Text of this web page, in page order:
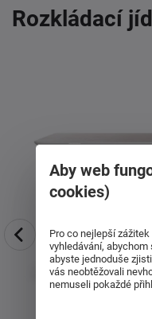
Rozkládací
Aby web
cookies)
Pro co nejlepší
vyhledávání,
abyste jednoduše
vás neobtěžovali
nemuseli pokaždé